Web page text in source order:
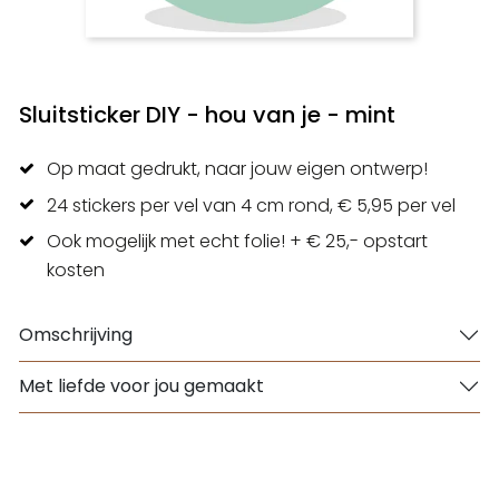
Sluitsticker DIY - hou van je - mint
Op maat gedrukt, naar jouw eigen ontwerp!
24 stickers per vel van 4 cm rond, € 5,95 per vel
Ook mogelijk met echt folie! + € 25,- opstart
kosten
Omschrijving
Met liefde voor jou gemaakt